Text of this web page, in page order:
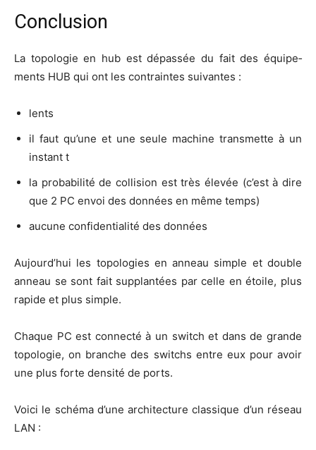
Conclusion
La topo­lo­gie en hub est dépas­sée du fait des équi­pe­
ments HUB qui ont les contraintes suivantes :
lents
il faut qu’une et une seule machine trans­mette à un
ins­tant t
la pro­ba­bi­li­té de col­li­sion est très éle­vée (c’est à dire
que 2 PC envoi des don­nées en même temps)
aucune confi­den­tia­li­té des données
Aujourd’­hui les topo­lo­gies en anneau simple et double
anneau se sont fait sup­plan­tées par celle en étoile, plus
rapide et plus simple.
Chaque PC est connec­té à un switch et dans de grande
topo­lo­gie, on branche des switchs entre eux pour avoir
une plus forte den­si­té de ports.
Voi­ci le sché­ma d’une archi­tec­ture clas­sique d’un réseau
LAN :